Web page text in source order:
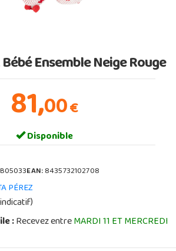
Ensemble Neige Rouge
81,00€
Disponible
EAN:8435732102708
PÉREZ
:Recevez entreMARDI 11 ET MERCREDI